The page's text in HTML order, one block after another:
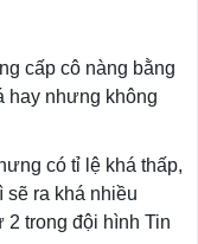
cấp cô nàng bằng
hay nhưng không
có tỉ lệ khá thấp,
sẽ ra khá nhiều
2 trong đội hình Tin